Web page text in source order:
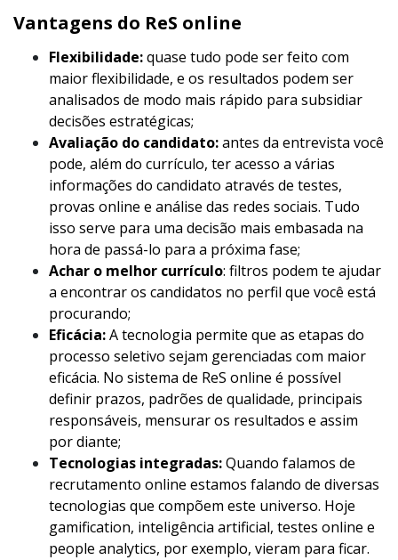
Vantagens do ReS online
Flexibilidade:quase tudo pode ser feito com
maior flexibilidade, e os resultados podem ser
analisados de modo mais rápido para subsidiar
decisões estratégicas;
Avaliação do candidato:antes da entrevista você
pode, além do currículo, ter acesso a várias
informações do candidato através de testes,
provas online e análise das redes sociais. Tudo
isso serve para uma decisão mais embasada na
hora de passá-lo para a próxima fase;
Achar o melhor currículo: filtros podem te ajudar
a encontrar os candidatos no perfil que você está
procurando;
Eficácia:A tecnologia permite que as etapas do
processo seletivo sejam gerenciadas com maior
eficácia. No sistema de ReS online é possível
definir prazos, padrões de qualidade, principais
responsáveis, mensurar os resultados e assim
por diante;
Tecnologias integradas:Quando falamos de
recrutamento online estamos falando de diversas
tecnologias que compõem este universo. Hoje
gamification, inteligência artificial, testes online e
people analytics, por exemplo, vieram para ficar.